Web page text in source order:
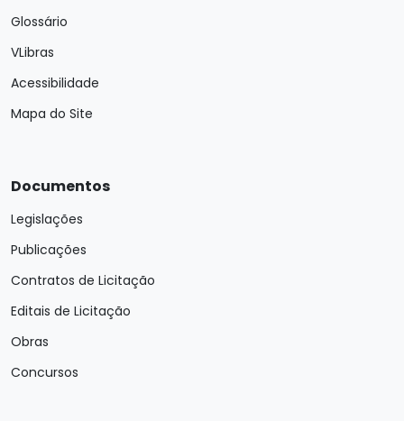
Glossário
VLibras
Acessibilidade
Mapa do Site
Documentos
Legislações
Publicações
Contratos de Licitação
Editais de Licitação
Obras
Concursos